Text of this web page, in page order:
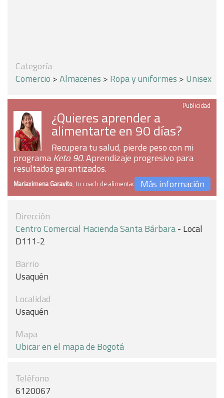
Categoría
Comercio >Almacenes > Ropa y uniformes > Unisex
Publicidad
¿Quieres aprender a
alimentarte en 90 días?
Recupera tu salud, pierde peso con mi
programaKeto 90. Aprendizaje progresivo para
resultados garantizados.
Mariaximena Garavito, tu coach de alimentaciónMás información
Dirección
Centro Comercial Hacienda Santa Bárbara- Local
D111-2
Barrio
Usaquén
Localidad
Usaquén
Mapa
Ubicar en el mapa de Bogotá
Teléfono
6120067